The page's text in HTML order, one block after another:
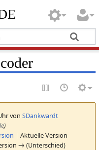
von SDankwardt
)
| Aktuelle Version
→ (Unterschied)